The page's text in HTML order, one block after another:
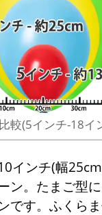
較(5インチ-18イ
インチ(幅
ン。たまご型
です。ふくら